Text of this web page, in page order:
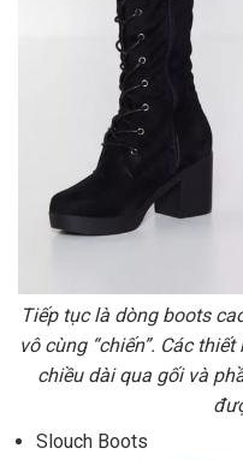
Tiếp tục là dòng boots
vô cùng “chiến”. Các
chiều dài qua gối và
Slouch Boots